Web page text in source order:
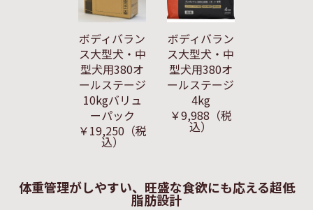
ボディバラン
ス大型犬・中
型犬用380オ
ールステージ
10kgバリュ
ーパック
￥19,250 （税
込）
ボディバラン
ス大型犬・中
型犬用380オ
ールステージ
4kg
￥9,988 （税
込）
体重管理がしやすい、旺盛な食欲にも応える超低
脂肪設計